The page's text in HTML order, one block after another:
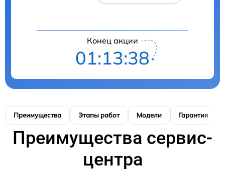
Конец акции
01:13:37
Преимущества Этапы работ Модели Гарантия
Преимущества сервис-
центра